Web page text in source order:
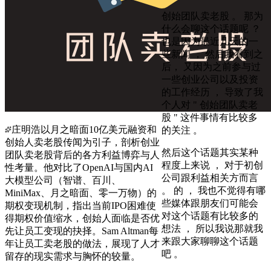
庄明浩以月之暗面10亿美元融资和
创始人卖老股传闻为引子，剖析创业
团队卖老股背后的各方利益博弈与人
性考量。他对比了OpenAI与国内AI
大模型公司（智谱、百川、
MiniMax、月之暗面、零一万物）的
期权变现机制，指出当前IPO困难使
得期权价值缩水，创始人面临是否优
先让员工变现的抉择。Sam Altman每
年让员工卖老股的做法，展现了人才
留存的现实需求与胸怀的较量。
创始团队卖老股 。 那为
什么会聊这个话题呢 ？
也是因为最近几天的一
些新闻 ， 然后我看到之
后， 又因为之前参与过
一些创业公司以及投资
的工作经历 ， 导致了我
个人对 " 创始团队卖老
股 " 这件事情有比较多
的关注 。
然后这个话题其实某种
程度上来说 ， 对于初创
公司跟利益相关方而言
。 的 ， 我也不觉得有哪
些媒体跟朋友们可能会
对这个话题有比较多的
想法 ， 所以我说那就我
来跟大家聊聊这个话题
吧 。